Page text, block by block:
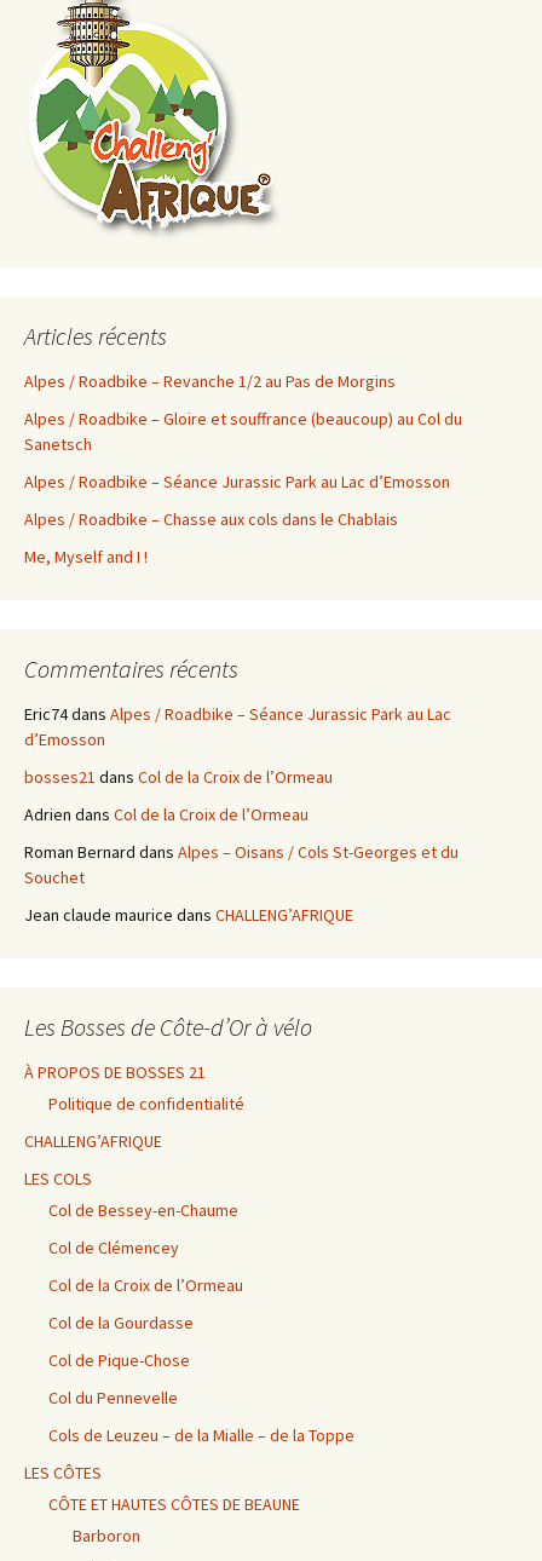
Articles récents
Alpes / Roadbike – Revanche 1/2 au Pas de Morgins
Alpes / Roadbike – Gloire et souffrance (beaucoup) au Col du
Sanetsch
Alpes / Roadbike – Séance Jurassic Park au Lac d’Emosson
Alpes / Roadbike – Chasse aux cols dans le Chablais
Me, Myself and I !
Commentaires récents
Eric74dans Alpes / Roadbike – Séance Jurassic Park au Lac
d’Emosson
bosses21 dans Col de la Croix de l’Ormeau
Adrien dans Col de la Croix de l’Ormeau
Roman Bernard dans Alpes – Oisans / Cols St-Georges et du
Souchet
Jean claude maurice dans CHALLENG’AFRIQUE
Les Bosses de Côte-d’Or à vélo
À PROPOS DE BOSSES 21
Politique de confidentialité
CHALLENG’AFRIQUE
LES COLS
Col de Bessey-en-Chaume
Col de Clémencey
Col de la Croix de l’Ormeau
Col de la Gourdasse
Col de Pique-Chose
Col du Pennevelle
Cols de Leuzeu – de la Mialle – de la Toppe
LES CÔTES
CÔTE ET HAUTES CÔTES DE BEAUNE
Barboron